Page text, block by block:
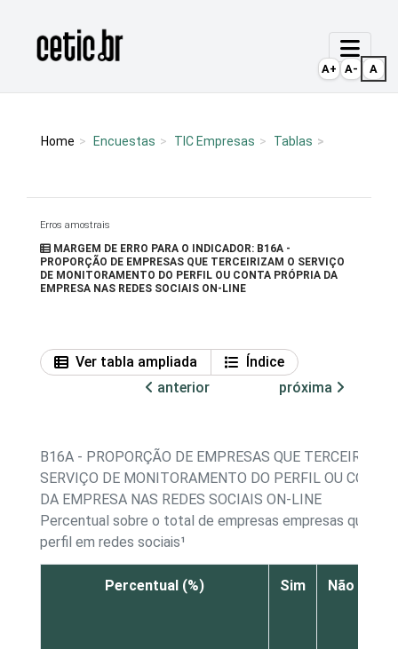
Página inicial
Home Encuestas TIC Empresas Tablas
Erros amostrais
MARGEM DE ERRO PARA O INDICADOR: B16A -
PROPORÇÃO DE EMPRESAS QUE TERCEIRIZAM O SERVIÇO
DE MONITORAMENTO DO PERFIL OU CONTA PRÓPRIA DA
EMPRESA NAS REDES SOCIAIS ON-LINE
Ver tabla ampliada
Índice
anterior
próxima
B16A - PROPORÇÃO DE EMPRESAS QUE TERCEIRIZAM
SERVIÇO DE MONITORAMENTO DO PERFIL OU CONTA
DA EMPRESA NAS REDES SOCIAIS ON-LINE
Percentual sobre o total de empresas empresas que
perfil em redes sociais¹
Percentual (%) Sim Não
A+ A- A